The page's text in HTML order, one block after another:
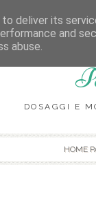
DOSAGGI E
HOME
deliver its
and
abuse.